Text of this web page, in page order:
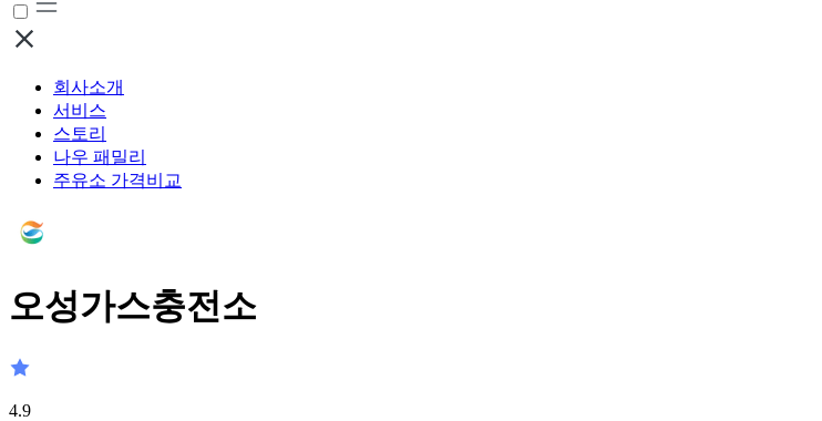
회사소개
서비스
스토리
나우 패밀리
주유소 가격비교
오성가스충전소
4.9